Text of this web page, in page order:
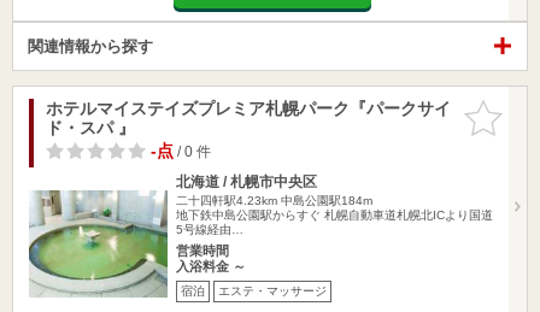
関連情報から探す
お気に入
りに追加
ホテルマイステイズプレミア札幌パーク『パークサイ
ド・スパ 』
-点/ 0 件
北海道 / 札幌市中央区
二十四軒駅4.23km 中島公園駅184m
地下鉄中島公園駅からすぐ 札幌自動車道札幌北ICより国道
5号線経由…
営業時間
入浴料金 ～
宿泊 エステ・マッサージ